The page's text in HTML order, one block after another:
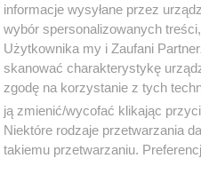
informacje wysyłane przez
wybór spersonalizowanych
Użytkownika my i Zaufani
skanować charakterystykę
zgodę na korzystanie z tych
ją zmienić/wycofać klikając
Niektóre rodzaje przetwarzania
takiemu przetwarzaniu.